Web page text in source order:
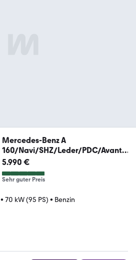
Mercedes-Benz A
160/Navi/SHZ/Leder/PDC/Avantg
arde/Automatik/
5.990 €
Sehr guter Preis
• 70 kW (95 PS) • Benzin